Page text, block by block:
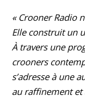
« Crooner Radio
Elle construit un
À travers une
crooners
s’adresse à une
au raffinement et